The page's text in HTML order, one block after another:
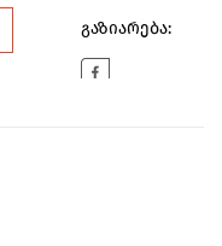
გაზიარება: